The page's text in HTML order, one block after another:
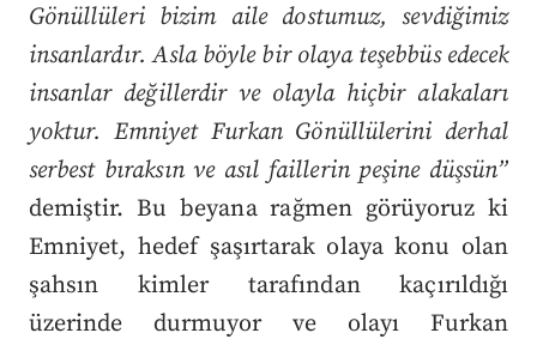
Gönüllüleri bizim aile dostumuz, sevdiğimiz
insanlardır. Asla böyle bir olaya teşebbüs edecek
insanlar değillerdir ve olayla hiçbir alakaları
yoktur. Emniyet Furkan Gönüllülerini derhal
serbest bıraksın ve asıl faillerin peşine düşsün”
demiştir. Bu beyana rağmen görüyoruz ki
Emniyet, hedef şaşırtarak olaya konu olan
şahsın kimler tarafından kaçırıldığı
üzerinde durmuyor ve olayı Furkan